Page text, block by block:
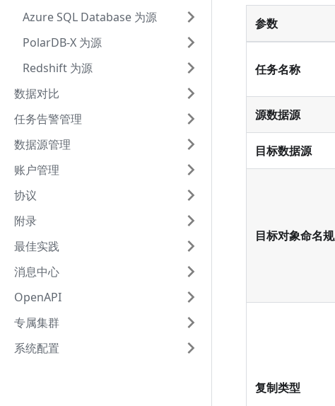
Azure SQL Database 为源
PolarDB-X 为源
Redshift 为源
数据对比
任务告警管理
数据源管理
账户管理
协议
附录
最佳实践
消息中心
OpenAPI
专属集群
系统配置
参数
任务名称
源数据源
目标数据源
目标对象命名
复制类型